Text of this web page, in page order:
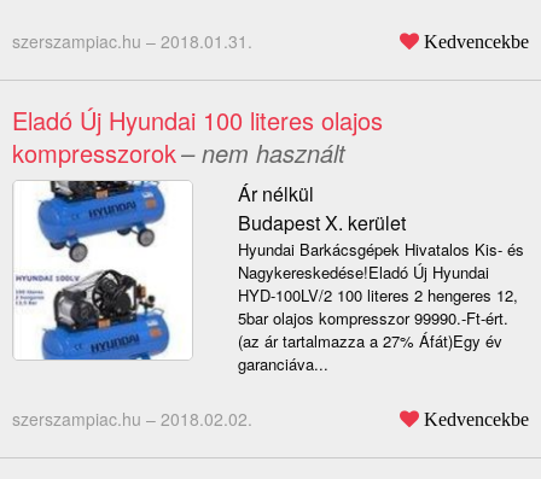
szerszampiac.hu – 2018.01.31. Kedvencekbe
Eladó Új Hyundai 100 literes olajos
kompresszorok– nem használt
Ár nélkül
Budapest X. kerület
Hyundai Barkácsgépek Hivatalos Kis- és
Nagykereskedése!Eladó Új Hyundai
HYD-100LV/2 100 literes 2 hengeres 12,
5bar olajos kompresszor 99990.-Ft-ért.
(az ár tartalmazza a 27% Áfát)Egy év
garanciáva...
szerszampiac.hu – 2018.02.02. Kedvencekbe